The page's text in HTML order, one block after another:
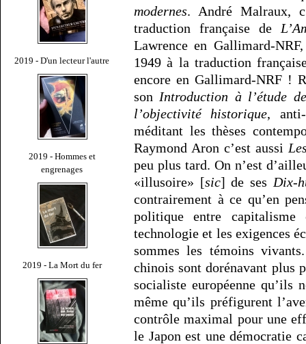
2019 - D'un lecteur l'autre
2019 - Hommes et
engrenages
2019 - La Mort du fer
modernes. André Malraux,
traduction française de
Lawrence en Gallimard-
1949 à la traduction
encore en Gallimard-NRF !
son Introduction à l’étude
l’objectivité historique,
méditant les thèses
Raymond Aron c’est aussi
peu plus tard. On n’est
«illusoire» [sic] de ses Dix-
contrairement à ce qu’en
politique entre capitalisme
technologie et les exigences
sommes les témoins
chinois sont dorénavant plus
socialiste européenne qu’ils
même qu’ils préfigurent
contrôle maximal pour une
le Japon est une démocratie